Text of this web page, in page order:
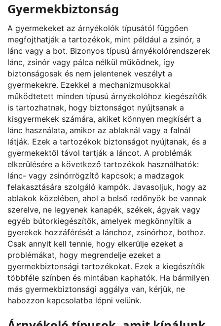
Gyermekbiztonság
A gyermekeket az árnyékolók típusától függően
megfojthatják a tartozékok, mint például a zsinór, a
lánc vagy a bot. Bizonyos típusú árnyékolórendszerek
lánc, zsinór vagy pálca nélkül működnek, így
biztonságosak és nem jelentenek veszélyt a
gyermekekre. Ezekkel a mechanizmusokkal
működtetett minden típusú árnyékolóhoz kiegészítők
is tartozhatnak, hogy biztonságot nyújtsanak a
kisgyermekek számára, akiket könnyen megkísért a
lánc használata, amikor az ablaknál vagy a falnál
látják. Ezek a tartozékok biztonságot nyújtanak, és a
gyermekektől távol tartják a láncot. A problémák
elkerülésére a következő tartozékok használhatók:
lánc- vagy zsinórrögzítő kapcsok; a madzagok
felakasztására szolgáló kampók. Javasoljuk, hogy az
ablakok közelében, ahol a belső redőnyök be vannak
szerelve, ne legyenek kanapék, székek, ágyak vagy
egyéb bútorkiegészítők, amelyek megkönnyítik a
gyerekek hozzáférését a lánchoz, zsinórhoz, bothoz.
Csak annyit kell tennie, hogy elkerülje ezeket a
problémákat, hogy megrendelje ezeket a
gyermekbiztonsági tartozékokat. Ezek a kiegészítők
többféle színben és mintában kaphatók. Ha bármilyen
más gyermekbiztonsági aggálya van, kérjük, ne
habozzon kapcsolatba lépni velünk.